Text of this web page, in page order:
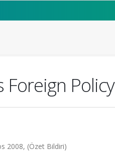
Foreign Policy
2008, (Özet Bildiri)